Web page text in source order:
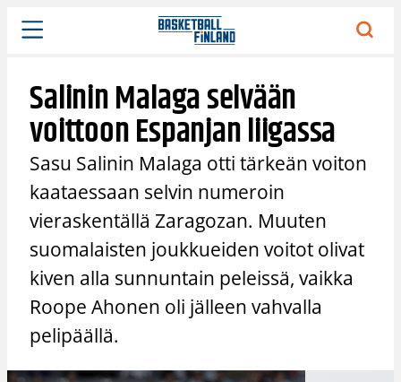
Siirry
sisältöön
Salinin Malaga selvään
voittoon Espanjan liigassa
Sasu Salinin Malaga otti tärkeän voiton
kaataessaan selvin numeroin
vieraskentällä Zaragozan. Muuten
suomalaisten joukkueiden voitot olivat
kiven alla sunnuntain peleissä, vaikka
Roope Ahonen oli jälleen vahvalla
pelipäällä.